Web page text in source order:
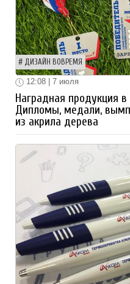
ДИЗАЙН ВОВРЕМЯ
12:08 | 7 июля
Наградная продукция
Дипломы, медали,
из акрила дерева